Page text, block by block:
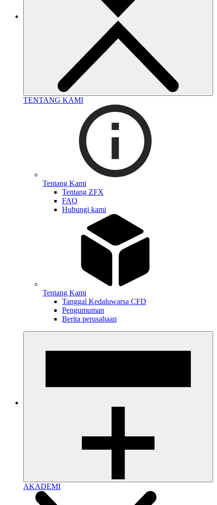
TENTANG KAMI
Tentang Kami
Tentang ZFX
FAQ
Hubungi kami
Tentang Kami
Tanggal Kedaluwarsa CFD
Pengumuman
Berita perusahaan
AKADEMI